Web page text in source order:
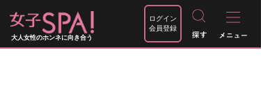
大人女性のホンネに向き合う
ログイン
会員登録